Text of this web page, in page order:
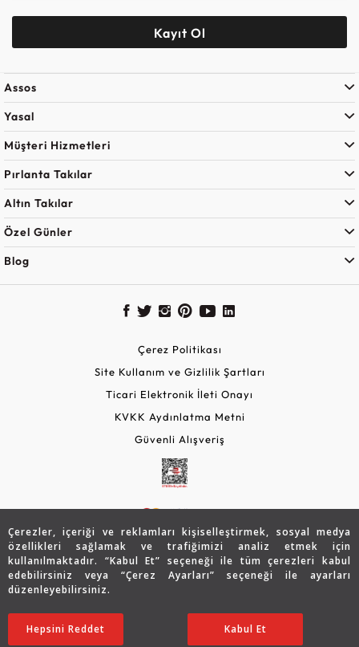
Çerezler, içeriği ve reklamları kişiselleştirmek, sosyal medya
özellikleri sağlamak ve trafiğimizi analiz etmek için
kullanılmaktadır. “Kabul Et” seçeneği ile tüm çerezleri kabul
edebilirsiniz veya “Çerez Ayarları” seçeneği ile ayarları
düzenleyebilirsiniz.
Ayarları Düzenle
Hepsini Reddet Kabul Et
103.427 TL
62.056 TL
52.748 TL SATIN ALIN
Kayıt Ol
Assos
Yasal
Müşteri Hizmetleri
Pırlanta Takılar
Altın Takılar
Özel Günler
Blog
© 2026 Assos Diamond
Çerez Politikası
Site Kullanım ve Gizlilik Şartları
Ticari Elektronik İleti Onayı
KVKK Aydınlatma Metni
Güvenli Alışveriş
Copyright © 2026 Assos Pırlanta - Bu sitenin tüm hakları